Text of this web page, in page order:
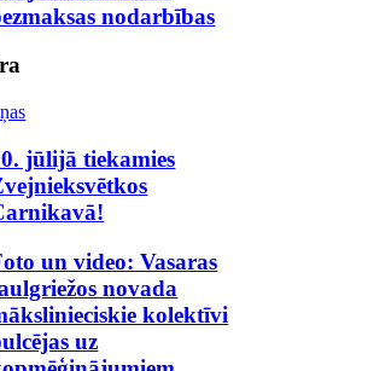
nodarbības
jūlijā tiekamies
un video: Vasaras
novada
kolektīvi
uz